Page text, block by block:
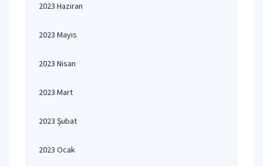
2023 Haziran
2023 Mayıs
2023 Nisan
2023 Mart
2023 Şubat
2023 Ocak